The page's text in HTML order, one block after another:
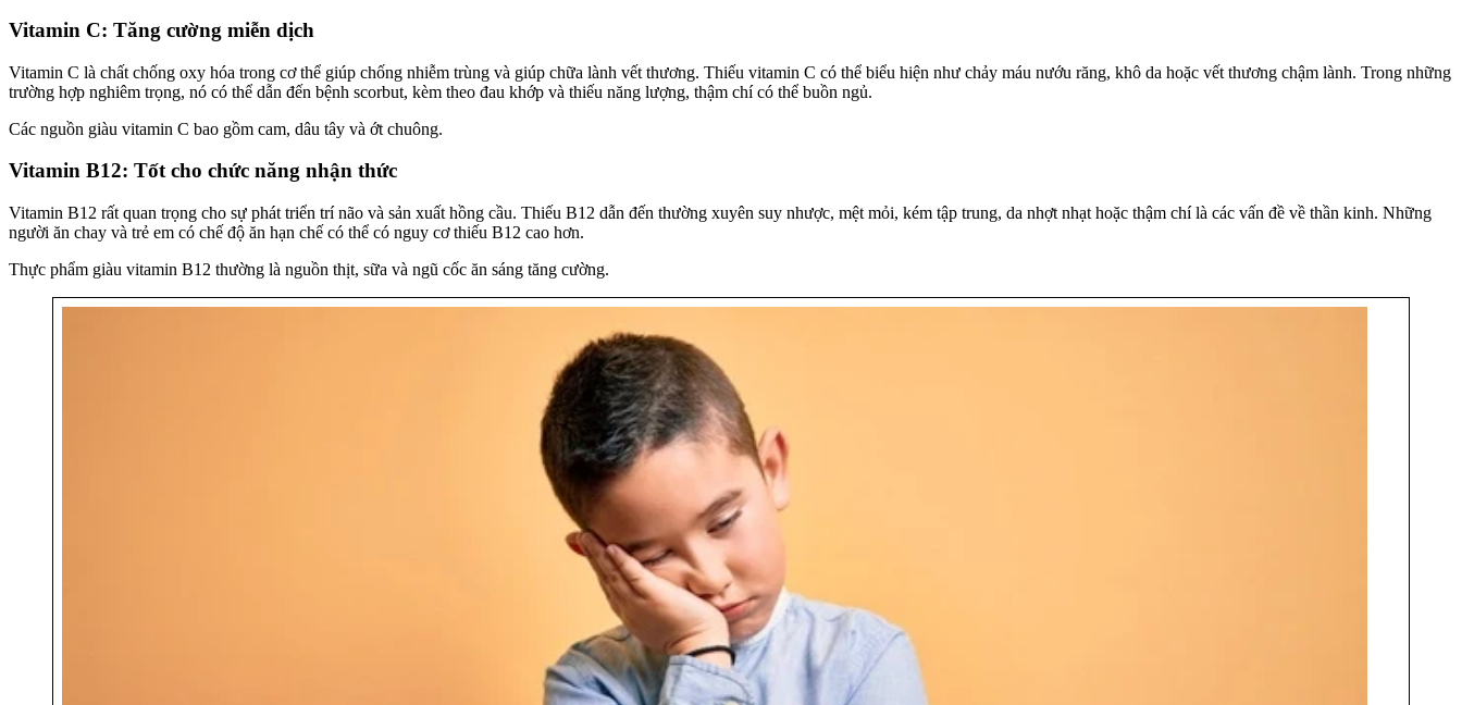
Vitamin C: Tăng cường miễn dịch
Vitamin C là chất chống oxy hóa trong cơ thể giúp chống nhiễm trùng và giúp chữa lành vết thương. Thiếu vitamin C có thể biểu hiện như chảy máu nướu răng, khô da hoặc vết thương chậm lành. Trong những
trường hợp nghiêm trọng, nó có thể dẫn đến bệnh scorbut, kèm theo đau khớp và thiếu năng lượng, thậm chí có thể buồn ngủ.
Các nguồn giàu vitamin C bao gồm cam, dâu tây và ớt chuông.
Vitamin B12: Tốt cho chức năng nhận thức
Vitamin B12 rất quan trọng cho sự phát triển trí não và sản xuất hồng cầu. Thiếu B12 dẫn đến thường xuyên suy nhược, mệt mỏi, kém tập trung, da nhợt nhạt hoặc thậm chí là các vấn đề về thần kinh. Những
người ăn chay và trẻ em có chế độ ăn hạn chế có thể có nguy cơ thiếu B12 cao hơn.
Thực phẩm giàu vitamin B12 thường là nguồn thịt, sữa và ngũ cốc ăn sáng tăng cường.